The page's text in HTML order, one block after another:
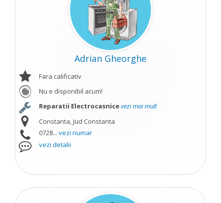
Adrian Gheorghe
Fara calificativ
Nu e disponibil acum!
Reparatii Electrocasnicevezi mai mult
Constanta, Jud Constanta
0728... vezi numar
vezi detalii